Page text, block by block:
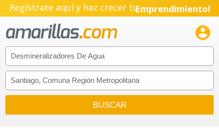
Regístrate aquí y haz crecer tuEmprendimiento!
